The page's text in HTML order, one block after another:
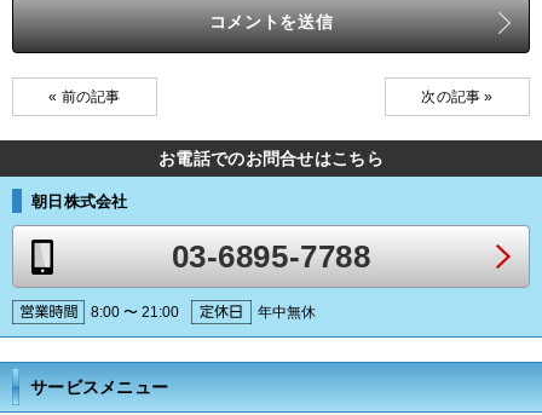
« 前の記事 次の記事 »
お電話でのお問合せはこちら
朝日株式会社
03-6895-7788
8:00 〜 21:00 年中無休
サービスメニュー